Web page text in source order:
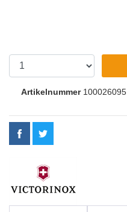
Artikelnummer100026095